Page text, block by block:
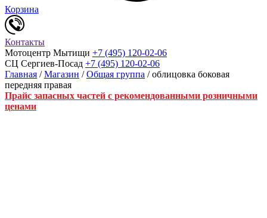
Корзина
Контакты
Мотоцентр Мытищи +7 (495) 120-02-06
СЦ Сергиев-Посад +7 (495) 120-02-06
Главная /Магазин /Общая группа / облицовка боковая
передняя правая
Прайс запасных частей с рекомендованными розничными
ценами